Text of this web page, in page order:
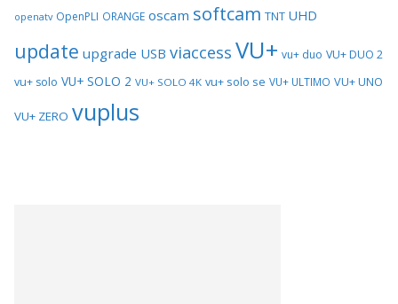
openatv OpenPLI ORANGE oscam softcam TNT UHD
update upgrade USB viaccess VU+ vu+ duo VU+ DUO 2
vu+ solo VU+ SOLO 2 VU+ SOLO 4K vu+ solo se VU+ ULTIMO VU+ UNO
VU+ ZERO vuplus